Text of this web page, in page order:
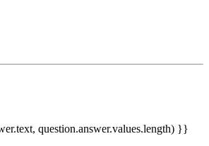
question.answer.values.length) }}